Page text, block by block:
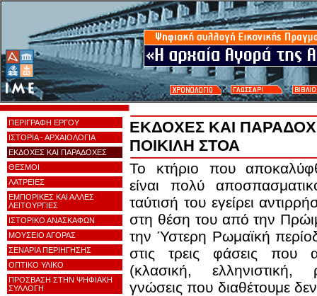
ΠΕΡΙΓΡΑΦΗ ΕΡΓΟΥ
ΙΣΤΟΡΙΑ - ΑΡΧΑΙΟΛΟΓΙΑ
ΕΚΔΟΧΕΣ ΚΑΙ ΠΑΡΑΔΟΧΕΣ
ΘΕΣΜΟΙ
ΛΑΤΡΕΙΕΣ
ΕΜΠΟΡΙΚΕΣ ΚΑΙ ΑΛΛΕΣ
ΛΕΙΤΟΥΡΓΙΕΣ
ΙΣΤΟΡΙΚΟ ΑΝΑΣΚΑΦΩΝ
ΜΟΥΣΕΙΟ ΑΓΟΡΑΣ
ΣΕΝΑΡΙΑ ΠΕΡΙΗΓΗΣΗΣ
ΟΠΤΙΚΟ ΥΛΙΚΟ
ΠΡΟΣΒΑΣΗ ΣΤΗΝ ΨΗΦΙΑΚΗ
ΣΥΛΛΟΓΗ
ΕΚΔΟΧΕΣ ΚΑΙ
ΠΟΙΚΙΛΗ ΣΤΟΑ
Το κτήριο που
είναι πολύ
ταύτισή του εγείρει
στη θέση του από την
την Ύστερη Ρωμαϊκή
στις τρεις φάσεις που
(κλασική,
γνώσεις που διαθέτουμε